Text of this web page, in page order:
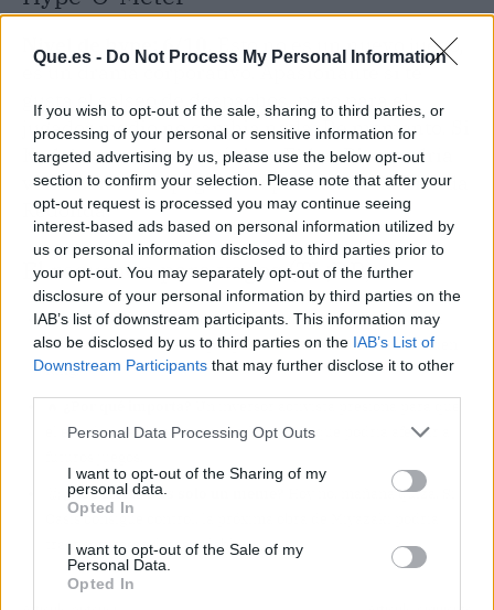
Que.es - Do Not Process My Personal Information
If you wish to opt-out of the sale, sharing to third parties, or
processing of your personal or sensitive information for
targeted advertising by us, please use the below opt-out
section to confirm your selection. Please note that after your
opt-out request is processed you may continue seeing
interest-based ads based on personal information utilized by
us or personal information disclosed to third parties prior to
your opt-out. You may separately opt-out of the further
disclosure of your personal information by third parties on the
IAB’s list of downstream participants. This information may
also be disclosed by us to third parties on the IAB’s List of
Downstream Participants that may further disclose it to other
Personal Data Processing Opt Outs
I want to opt-out of the Sharing of my
personal data.
Opted In
I want to opt-out of the Sale of my
Personal Data.
Opted In
Nivel de hype: 6/10.
Esto no es un nuevo juego,
es un drama corporativo. Apasionante si te
gusta el salseo de despachos, pero para el
jugador medio no cambia nada. De momento. Si
Kadokawa cede, el próximo Elden Ring podría
venir con micropagos inesperados en la Tienda
Redonda.
El resumen para vagos (TL;DR)
🎯¿Qué ha pasado?Kadokawa (FromSoftware) esquiva una
rebelión de accionistas que pedían más rentabilidad de Elden
Ring.
el estudio pierda autonomía editorial, lo que podría afectar a
¿Nos afecta o es solo un meme?
Hoy no, mañana quizá. Si
Oasis consigue control, la próxima obra de Miyazaki podría
traer sorpresas desagradables.